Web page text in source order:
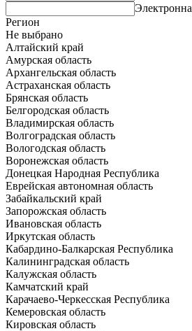
Регион
Не выбрано
Алтайский край
Амурская область
Архангельская область
Астраханская область
Брянская область
Белгородская область
Владимирская область
Волгоградская область
Вологодская область
Воронежская область
Донецкая Народная Республика
Еврейская автономная область
Забайкальский край
Запорожская область
Ивановская область
Иркутская область
Кабардино-Балкарская Республика
Калининградская область
Калужская область
Камчатский край
Карачаево-Черкесская Республика
Кемеровская область
Кировская область